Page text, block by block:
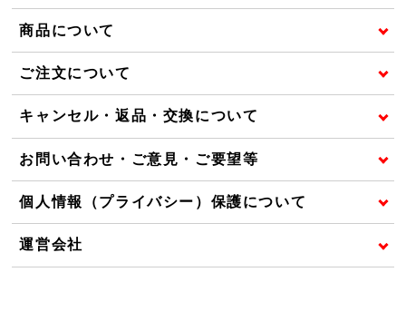
商品について
ご注文について
キャンセル・返品・交換について
お問い合わせ・ご意見・ご要望等
個人情報（プライバシー）保護について
運営会社